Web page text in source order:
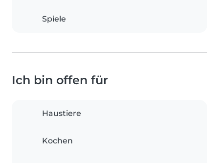
Spiele
Ich bin offen für
Haustiere
Kochen